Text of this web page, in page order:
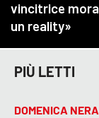
PIÙ LETTI
DOMENICA NERA